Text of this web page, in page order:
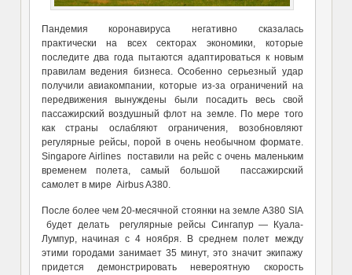
Пандемия коронавируса негативно сказалась
практически на всех секторах экономики, которые
последите два года пытаются адаптироваться к новым
правилам ведения бизнеса. Особенно серьезный удар
получили авиакомпании, которые из-за ограничений на
передвижения вынуждены были посадить весь свой
пассажирский воздушный флот на земле. По мере того
как страны ослабляют ограничения, возобновляют
регулярные рейсы, порой в очень необычном формате.
Singapore Airlines поставили на рейс с очень маленьким
временем полета, самый большой пассажирский
самолет в мире Airbus A380.
После более чем 20-месячной стоянки на земле A380 SIA
будет делать регулярные рейсы Сингапур — Куала-
Лумпур, начиная с 4 ноября. В среднем полет между
этими городами занимает 35 минут, это значит экипажу
придется демонстрировать невероятную скорость